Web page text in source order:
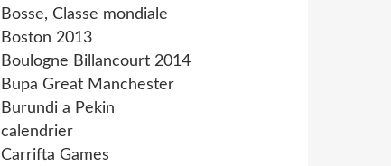
Bosse, Classe mondiale
Boston 2013
Boulogne Billancourt 2014
Bupa Great Manchester
Burundi a Pekin
calendrier
Carrifta Games